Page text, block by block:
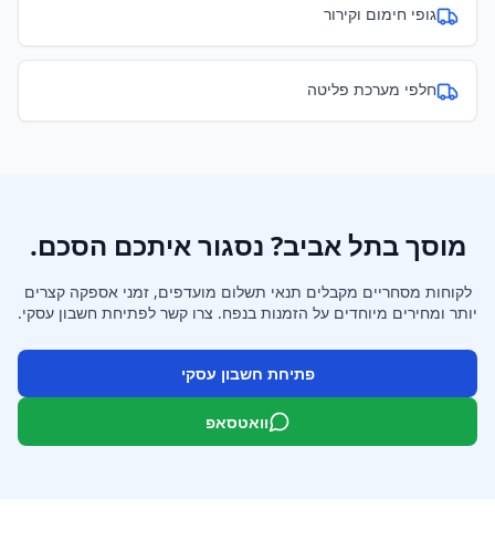
גופי חימום וקירור
חלפי מערכת פליטה
מוסך בתל אביב? נסגור איתכם הסכם.
לקוחות מסחריים מקבלים תנאי תשלום מועדפים, זמני אספקה קצרים
יותר ומחירים מיוחדים על הזמנות בנפח. צרו קשר לפתיחת חשבון עסקי.
פתיחת חשבון עסקי
וואטסאפ